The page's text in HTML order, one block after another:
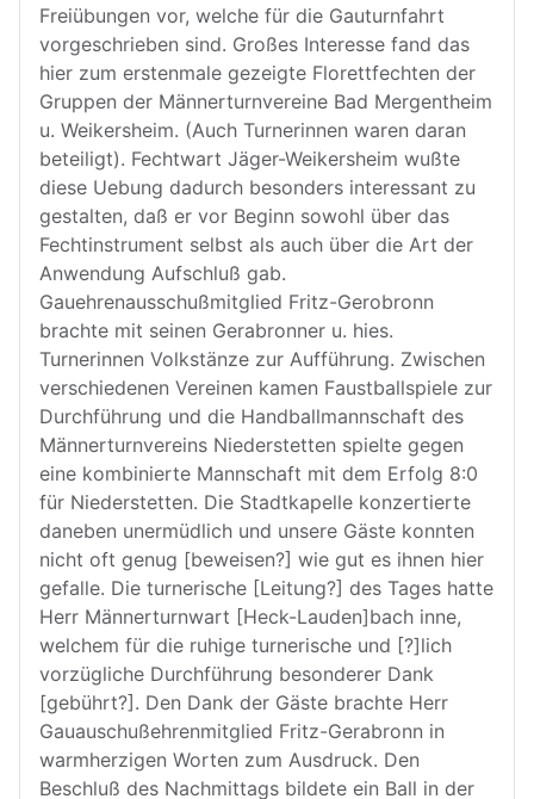
Freiübungen vor, welche für die Gauturnfahrt
vorgeschrieben sind. Großes Interesse fand das
hier zum erstenmale gezeigte Florettfechten der
Gruppen der Männerturnvereine Bad Mergentheim
u. Weikersheim. (Auch Turnerinnen waren daran
beteiligt). Fechtwart Jäger-Weikersheim wußte
diese Uebung dadurch besonders interessant zu
gestalten, daß er vor Beginn sowohl über das
Fechtinstrument selbst als auch über die Art der
Anwendung Aufschluß gab.
Gauehrenausschußmitglied Fritz-Gerobronn
brachte mit seinen Gerabronner u. hies.
Turnerinnen Volkstänze zur Aufführung. Zwischen
verschiedenen Vereinen kamen Faustballspiele zur
Durchführung und die Handballmannschaft des
Männerturnvereins Niederstetten spielte gegen
eine kombinierte Mannschaft mit dem Erfolg 8:0
für Niederstetten. Die Stadtkapelle konzertierte
daneben unermüdlich und unsere Gäste konnten
nicht oft genug [beweisen?] wie gut es ihnen hier
gefalle. Die turnerische [Leitung?] des Tages hatte
Herr Männerturnwart [Heck-Lauden]bach inne,
welchem für die ruhige turnerische und [?]lich
vorzügliche Durchführung besonderer Dank
[gebührt?]. Den Dank der Gäste brachte Herr
Gauauschußehrenmitglied Fritz-Gerabronn in
warmherzigen Worten zum Ausdruck. Den
Beschluß des Nachmittags bildete ein Ball in der